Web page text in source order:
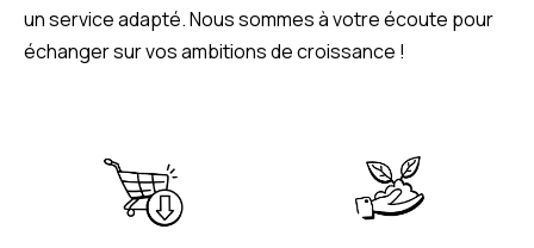
un service adapté. Nous sommes à votre écoute pour
échanger sur vos ambitions de croissance !